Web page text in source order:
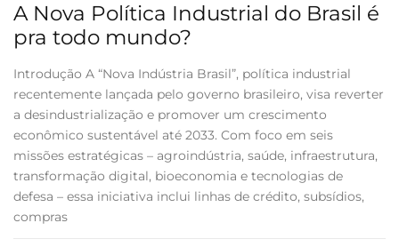
A Nova Política Industrial do Brasil é
pra todo mundo?
Introdução A “Nova Indústria Brasil”, política industrial
recentemente lançada pelo governo brasileiro, visa reverter
a desindustrialização e promover um crescimento
econômico sustentável até 2033. Com foco em seis
missões estratégicas – agroindústria, saúde, infraestrutura,
transformação digital, bioeconomia e tecnologias de
defesa – essa iniciativa inclui linhas de crédito, subsídios,
compras